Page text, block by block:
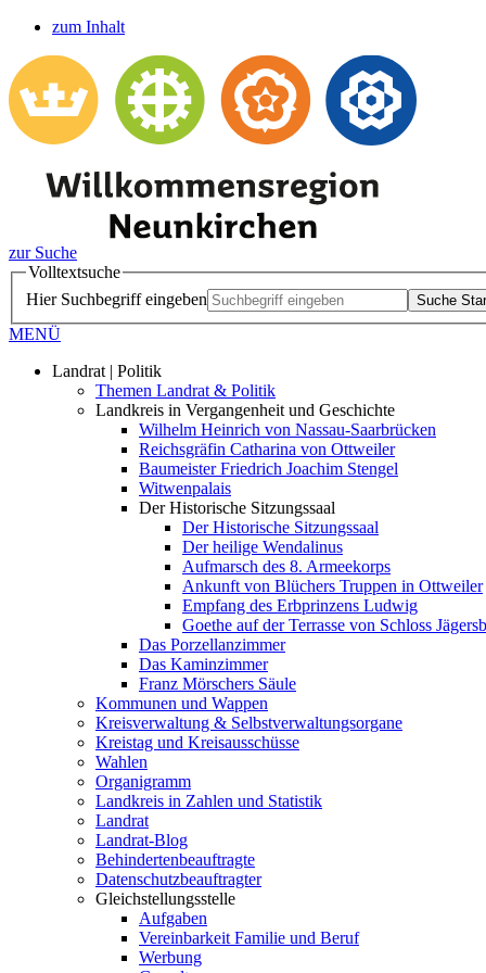
zum Inhalt
zur Suche
Volltextsuche
Hier Suchbegriff eingeben
Suche
MENÜ
Landrat | Politik
Themen Landrat & Politik
Landkreis in Vergangenheit und Geschichte
Wilhelm Heinrich von Nassau-Saarbrücken
Reichsgräfin Catharina von Ottweiler
Baumeister Friedrich Joachim Stengel
Witwenpalais
Der Historische Sitzungssaal
Der Historische Sitzungssaal
Der heilige Wendalinus
Aufmarsch des 8. Armeekorps
Ankunft von Blüchers Truppen in Ottweiler
Empfang des Erbprinzens Ludwig
Goethe auf der Terrasse von Schloss
Das Porzellanzimmer
Das Kaminzimmer
Franz Mörschers Säule
Kommunen und Wappen
Kreisverwaltung & Selbstverwaltungsorgane
Kreistag und Kreisausschüsse
Wahlen
Organigramm
Landkreis in Zahlen und Statistik
Landrat
Landrat-Blog
Behindertenbeauftragte
Datenschutzbeauftragter
Gleichstellungsstelle
Aufgaben
Vereinbarkeit Familie und Beruf
Werbung